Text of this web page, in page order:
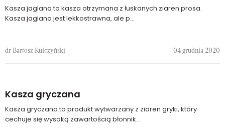
Kasza jaglana to kasza otrzymana z łuskanych ziaren prosa.
Kasza jaglana jest lekkostrawna, ale p...
dr Bartosz Kulczyński 04 grudnia 2020
Kasza gryczana
Kasza gryczana to produkt wytwarzany z ziaren gryki, który
cechuje się wysoką zawartością błonnik...